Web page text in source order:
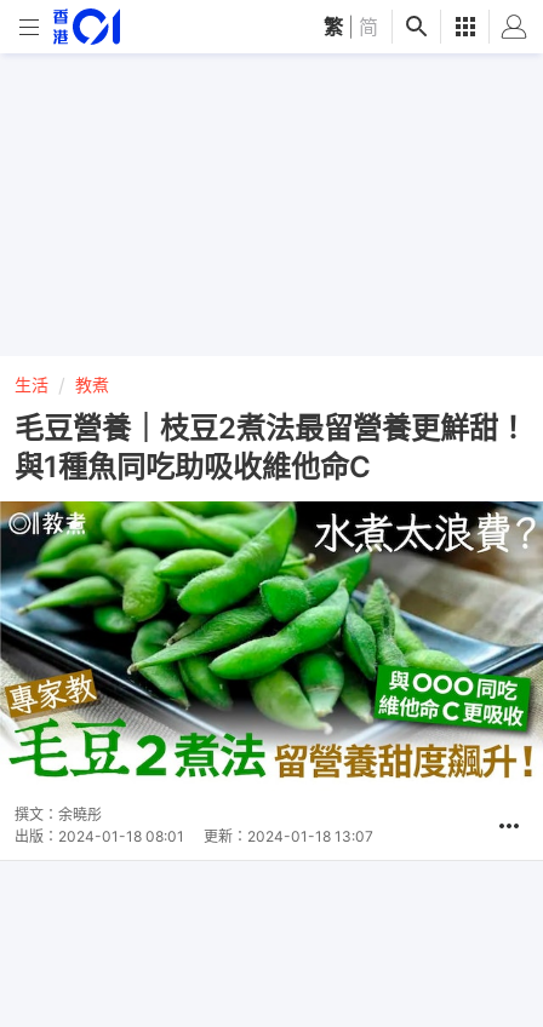
繁 简
生活 教煮
毛豆營養｜枝豆2煮法最留營養更鮮甜！
與1種魚同吃助吸收維他命C
撰文： 余曉彤
出版： 2024-01-18 08:01 更新： 2024-01-18 13:07